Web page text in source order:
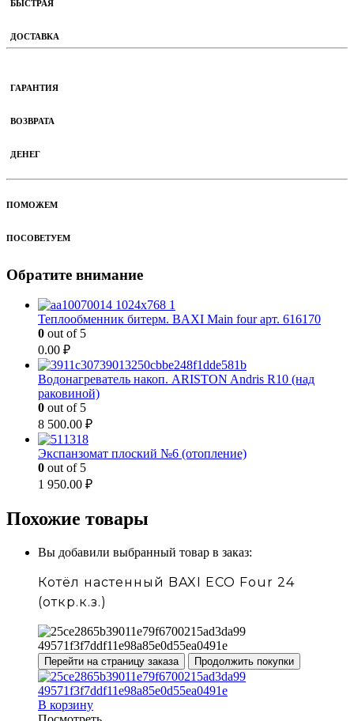
БЫСТРАЯ
ДОСТАВКА
ГАРАНТИЯ
ВОЗВРАТА
ДЕНЕГ
ПОМОЖЕМ
ПОСОВЕТУЕМ
Обратите внимание
Теплообменник битерм. BAXI Main four арт. 616170
0 out of 5
0.00 ₽
Водонагреватель накоп. ARISTON Andris R10 (над
раковиной)
0 out of 5
8 500.00 ₽
Экспанзомат плоский №6 (отопление)
0 out of 5
1 950.00 ₽
Похожие товары
Вы добавили выбранный товар в заказ:
Котёл настенный BAXI ECO Four 24
(откр.к.з.)
Перейти на страницу заказа Продолжить покупки
В корзину